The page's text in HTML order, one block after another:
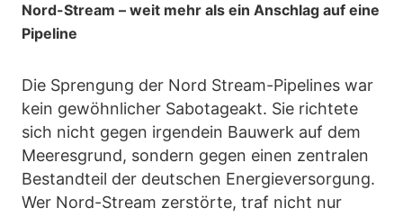
Nord-Stream – weit mehr als ein Anschlag auf eine
Pipeline
Die Sprengung der Nord Stream-Pipelines war
kein gewöhnlicher Sabotageakt. Sie richtete
sich nicht gegen irgendein Bauwerk auf dem
Meeresgrund, sondern gegen einen zentralen
Bestandteil der deutschen Energieversorgung.
Wer Nord-Stream zerstörte, traf nicht nur